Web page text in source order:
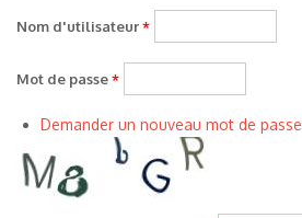
Nom d'utilisateur*
Mot de passe*
Demander un nouveau mot de passe